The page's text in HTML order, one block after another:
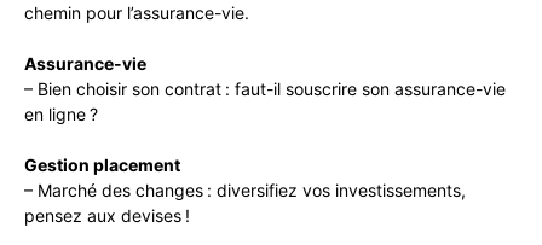
chemin pour l’assurance-vie.
Assurance-vie
– Bien choisir son contrat : faut-il souscrire son assurance-vie
en ligne ?
Gestion placement
– Marché des changes : diversifiez vos investissements,
pensez aux devises !